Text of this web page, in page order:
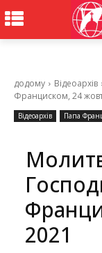
додому Відеоархів
Франциском, 24
Відеоархів Папа
2021